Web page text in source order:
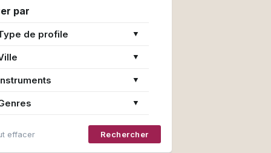
par
de profile ▼
▼
▼
▼
effacer Rechercher